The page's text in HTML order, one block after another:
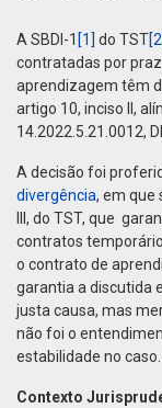
A SBDI-1 [1] do TST
contratadas por
aprendizagem têm
artigo 10, inciso II,
14.2022.5.21.0012,
A decisão foi
divergência, em que
III, do TST, que
contratos
o contrato de
garantia a discutida
justa causa, mas
não foi o
estabilidade no caso.
Contexto